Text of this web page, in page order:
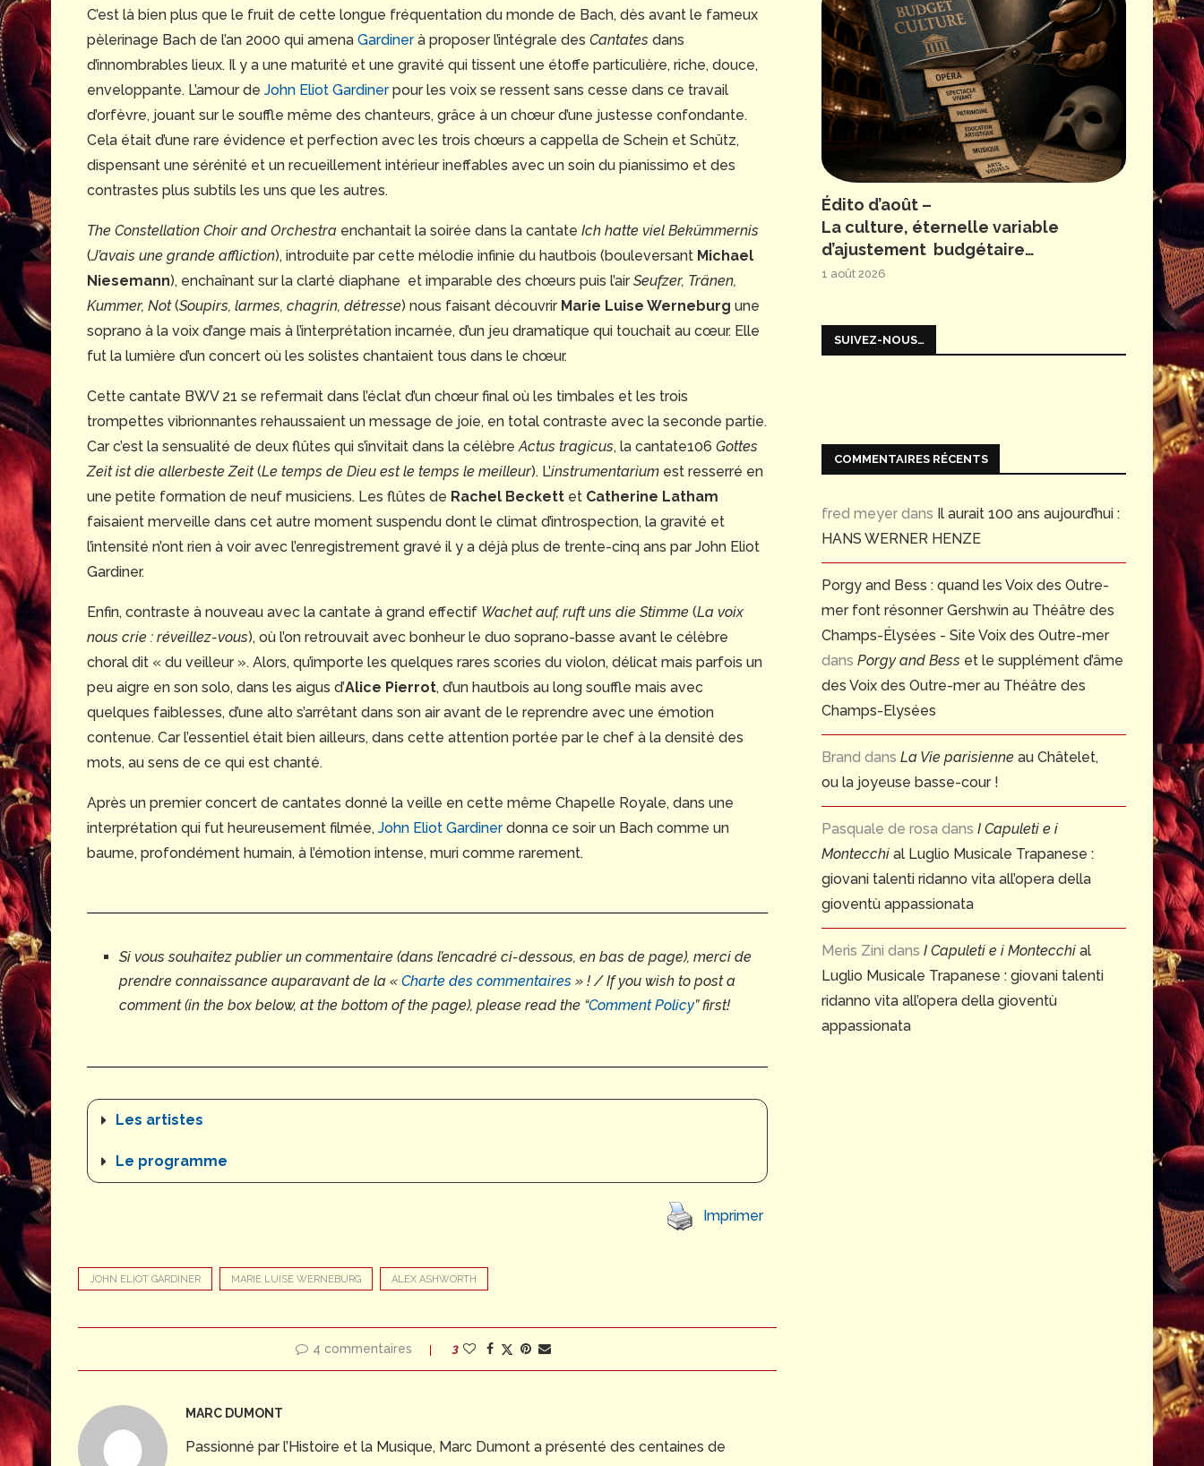
C’est là bien plus que le fruit de cette longue fréquentation du monde de Bach, dès avant le fameux
pèlerinage Bach de l’an 2000 qui amena Gardinerà proposer l’intégrale des Cantates dans
d’innombrables lieux. Il y a une maturité et une gravité qui tissent une étoffe particulière, riche, douce,
enveloppante. L’amour de John Eliot Gardinerpour les voix se ressent sans cesse dans ce travail
d’orfèvre, jouant sur le souffle même des chanteurs, grâce à un chœur d’une justesse confondante.
Cela était d’une rare évidence et perfection avec les trois chœurs a cappella de Schein et Schütz,
dispensant une sérénité et un recueillement intérieur ineffables avec un soin du pianissimo et des
contrastes plus subtils les uns que les autres.
The Constellation Choir and Orchestra enchantait la soirée dans la cantate Ich hatte viel Bekümmernis
(J’avais une grande affliction), introduite par cette mélodie infinie du hautbois (bouleversant Michael
Niesemann), enchaînant sur la clarté diaphane et imparable des chœurs puis l’airSeufzer, Tränen,
Kummer, Not(Soupirs, larmes, chagrin, détresse) nous faisant découvrir Marie Luise Werneburg une
soprano à la voix d’ange mais à l’interprétation incarnée, d’un jeu dramatique qui touchait au cœur. Elle
fut la lumière d’un concert où les solistes chantaient tous dans le chœur.
Cette cantate BWV 21 se refermait dans l’éclat d’un chœur final où les timbales et les trois
trompettes vibrionnantes rehaussaient un message de joie, en total contraste avec la seconde partie.
Car c’est la sensualité de deux flûtes qui s’invitait dans la célèbreActus tragicus, la cantate106 Gottes
Zeit ist die allerbeste Zeit(Le temps de Dieu est le temps le meilleur). L’instrumentarium est resserré en
une petite formation de neuf musiciens. Les flûtes de Rachel Beckett et Catherine Latham
faisaient merveille dans cet autre moment suspendu dont le climat d’introspection, la gravité et
l’intensité n’ont rien à voir avec l’enregistrement gravé il y a déjà plus de trente-cinq ans par John Eliot
Gardiner.
Enfin, contraste à nouveau avec la cantate à grand effectif Wachet auf, ruft uns die Stimme (La voix
nous crie : réveillez-vous), où l’on retrouvait avec bonheur le duo soprano-basse avant le célèbre
choral dit « du veilleur ». Alors, qu’importe les quelques rares scories du violon, délicat mais parfois un
peu aigre en son solo, dans les aigus d’Alice Pierrot, d’un hautbois au long souffle mais avec
quelques faiblesses, d’une alto s’arrêtant dans son air avant de le reprendre avec une émotion
contenue. Car l’essentiel était bien ailleurs, dans cette attention portée par le chef à la densité des
mots, au sens de ce qui est chanté.
Après un premier concert de cantates donné la veille en cette même Chapelle Royale, dans une
interprétation qui fut heureusement filmée, John Eliot Gardinerdonna ce soir un Bach comme un
baume, profondément humain, à l’émotion intense, muri comme rarement.
Si vous souhaitez publier un commentaire (dans l’encadré ci-dessous, en bas de page), merci de
prendre connaissance auparavant de la « Charte des commentaires » ! / If you wish to post a
comment (in the box below, at the bottom of the page), please read the “Comment Policy” first!
Les artistes
Le programme
Imprimer
JOHN ELIOT GARDINER MARIE LUISE WERNEBURG ALEX ASHWORTH
4 commentaires 3
MARC DUMONT
Passionné par l’Histoire et la Musique, Marc Dumont a présenté des centaines de
Édito d’août –
La culture, éternelle variable
d’ajustement budgétaire…
1 août 2026
SUIVEZ-NOUS…
COMMENTAIRES RÉCENTS
fred meyer dans Il aurait 100 ans aujourd’hui :
HANS WERNER HENZE
Porgy and Bess : quand les Voix des Outre-
mer font résonner Gershwin au Théâtre des
Champs-Élysées - Site Voix des Outre-mer
dans Porgy and Bess et le supplément d’âme
des Voix des Outre-mer au Théâtre des
Champs-Elysées
Brand dans La Vie parisienne au Châtelet,
ou la joyeuse basse-cour !
Pasquale de rosa dans I Capuleti e i
Montecchi al Luglio Musicale Trapanese :
giovani talenti ridanno vita all’opera della
gioventù appassionata
Meris Zini dans I Capuleti e i Montecchi al
Luglio Musicale Trapanese : giovani talenti
ridanno vita all’opera della gioventù
appassionata